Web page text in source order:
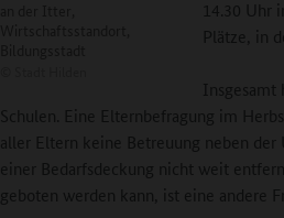
14.30
Plätze, in
Insgesamt
Schulen. Eine Elternbefragung im
aller Eltern keine Betreuung neben
einer Bedarfsdeckung nicht weit
geboten werden kann, ist eine andere